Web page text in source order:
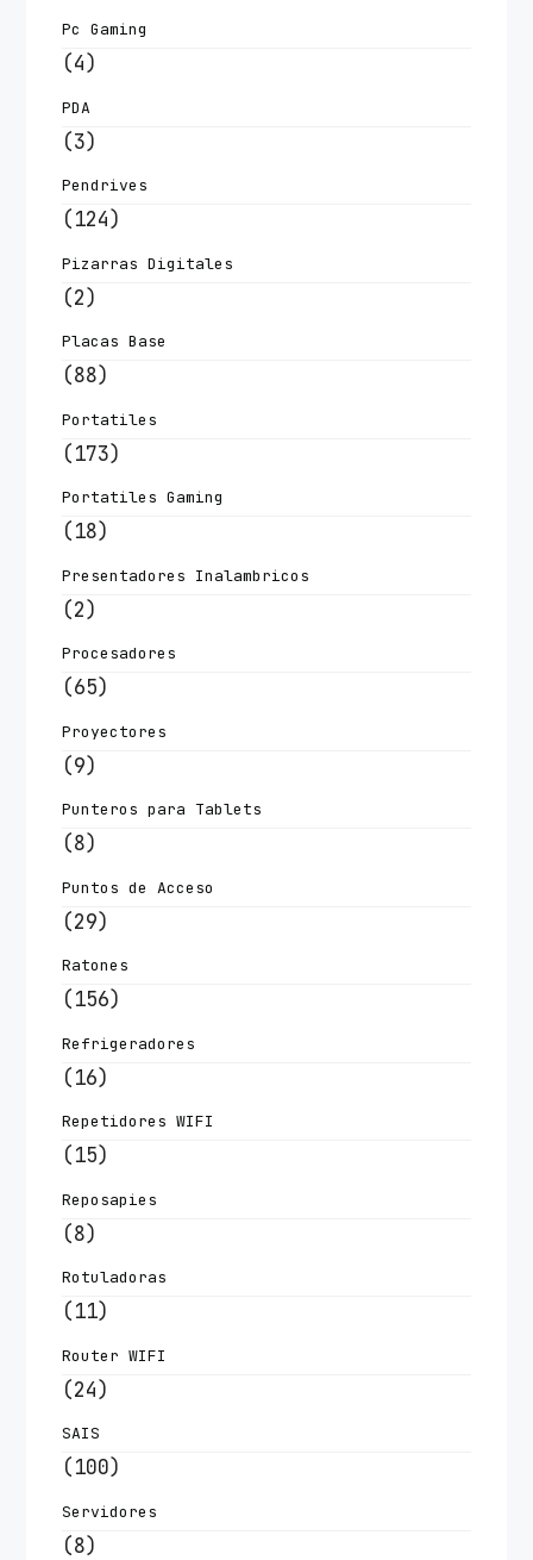
Pc Gaming
(4)
PDA
(3)
Pendrives
(124)
Pizarras Digitales
(2)
Placas Base
(88)
Portatiles
(173)
Portatiles Gaming
(18)
Presentadores Inalambricos
(2)
Procesadores
(65)
Proyectores
(9)
Punteros para Tablets
(8)
Puntos de Acceso
(29)
Ratones
(156)
Refrigeradores
(16)
Repetidores WIFI
(15)
Reposapies
(8)
Rotuladoras
(11)
Router WIFI
(24)
SAIS
(100)
Servidores
(8)